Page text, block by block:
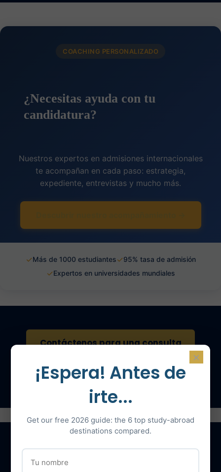
COACHING PERSONALIZADO
¿Necesitas ayuda con tu
candidatura?
Nuestros expertos en admisiones internacionales
te acompañan en cada paso: estrategia,
expediente, entrevistas y mucho más.
✓Más de 1000 estudiantes✓95% tasa de admisión
✓Expertos en universidades mundiales
Contáctenos para una consulta
Hable con un experto
Nuestros servicios
×
¡Espera! Antes de
irte...
Get our free 2026 guide: the 6 top study-abroad
destinations compared.